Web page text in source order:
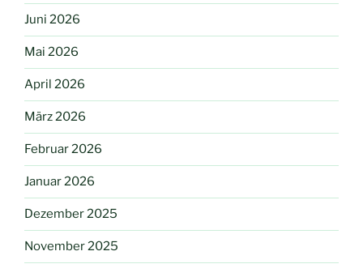
Juni 2026
Mai 2026
April 2026
März 2026
Februar 2026
Januar 2026
Dezember 2025
November 2025